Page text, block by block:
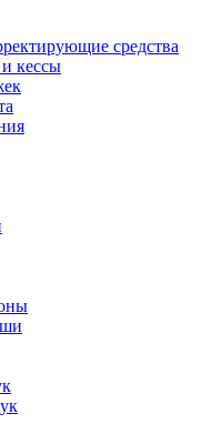
средства
кессы